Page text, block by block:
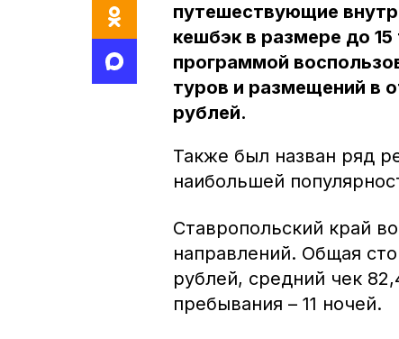
путешествующие
кешбэк в размере до
программой
туров и размещений в
рублей.
Также был назван ряд
наибольшей
Ставропольский край
направлений. Общая
рублей, средний чек
пребывания – 11 ночей.